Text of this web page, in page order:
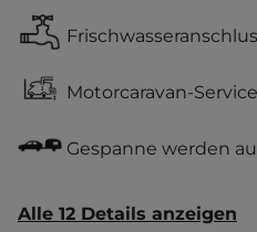
Motorcaravan-
Gespanne werden
Alle 12 Details anzeigen